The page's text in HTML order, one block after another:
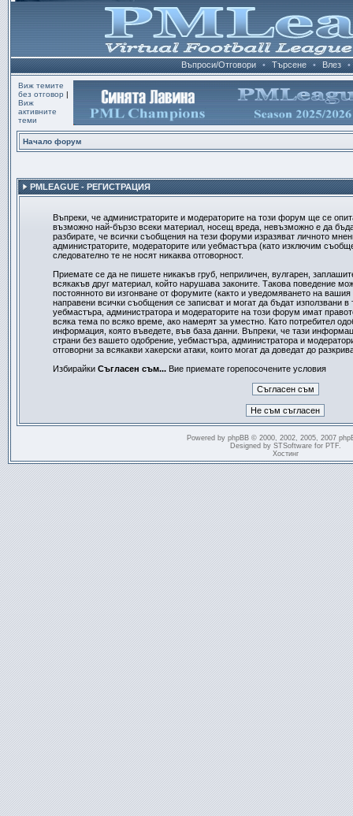
Въпроси/Отговори • Търсене • Влез •
Виж темите
без отговор |
Виж
активните
теми
Начало форум
PMLEAGUE - РЕГИСТРАЦИЯ
Въпреки, че администраторите и модераторите на този форум ще се
възможно най-бързо всеки материал, носещ вреда, невъзможно е да
разбирате, че всички съобщения на тези форуми изразяват личното
администраторите, модераторите или уебмастъра (като изключим
следователно те не носят никаква отговорност.
Приемате се да не пишете никакъв груб, неприличен, вулгарен,
всякакъв друг материал, който нарушава законите. Такова поведение
постоянното ви изгонване от форумите (както и уведомяването на вашия
направени всички съобщения се записват и могат да бъдат използвани
уебмастъра, администратора и модераторите на този форум имат
всяка тема по всяко време, ако намерят за уместно. Като потребител
информация, която въведете, във база данни. Въпреки, че тази
страни без вашето одобрение, уебмастъра, администратора и
отговорни за всякакви хакерски атаки, които могат да доведат до
Избирайки Съгласен съм...Вие приемате горепосочените условия
Powered by phpBB© 2000, 2002, 2005, 2007
Designed by STSoftwarefor PTF.
Хостинг